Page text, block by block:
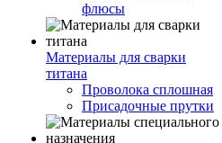
флюсы
Материалы для сварки
титана
Проволока сплошная
Присадочные прутки